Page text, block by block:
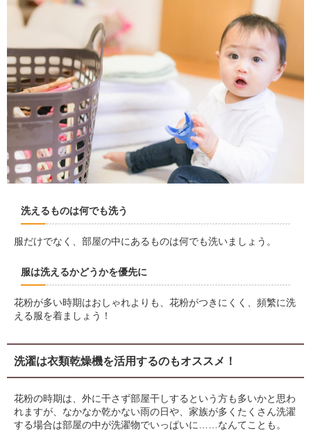
洗えるものは何でも洗う
服だけでなく、部屋の中にあるものは何でも洗いましょう。
服は洗えるかどうかを優先に
花粉が多い時期はおしゃれよりも、花粉がつきにくく、頻繁に洗
える服を着ましょう！
洗濯は衣類乾燥機を活用するのもオススメ！
花粉の時期は、外に干さず部屋干しするという方も多いかと思わ
れますが、なかなか乾かない雨の日や、家族が多くたくさん洗濯
する場合は部屋の中が洗濯物でいっぱいに……なんてことも。